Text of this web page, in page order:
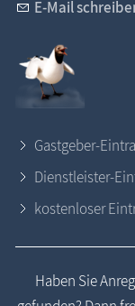
E-Mail
Gastgeber-
Dienstleister-
kostenloser
Haben Sie